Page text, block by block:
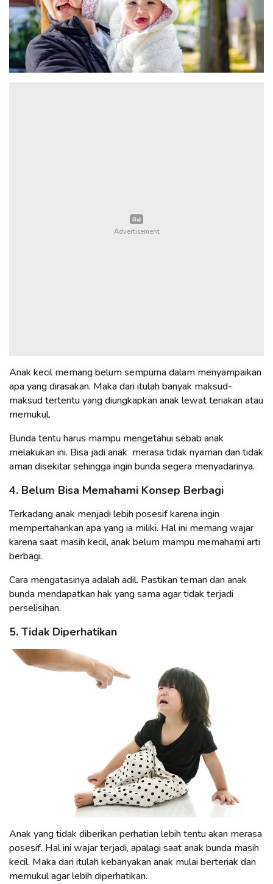
Anak kecil memang belum sempurna dalam menyampaikan
apa yang dirasakan. Maka dari itulah banyak maksud-
maksud tertentu yang diungkapkan anak lewat teriakan atau
memukul.
Bunda tentu harus mampu mengetahui sebab anak
melakukan ini. Bisa jadi anak merasa tidak nyaman dan tidak
aman disekitar sehingga ingin bunda segera menyadarinya.
4. Belum Bisa Memahami Konsep Berbagi
Terkadang anak menjadi lebih posesif karena ingin
mempertahankan apa yang ia miliki. Hal ini memang wajar
karena saat masih kecil, anak belum mampu memahami arti
berbagi.
Cara mengatasinya adalah adil. Pastikan teman dan anak
bunda mendapatkan hak yang sama agar tidak terjadi
perselisihan.
5. Tidak Diperhatikan
Anak yang tidak diberikan perhatian lebih tentu akan merasa
posesif. Hal ini wajar terjadi, apalagi saat anak bunda masih
kecil. Maka dari itulah kebanyakan anak mulai berteriak dan
memukul agar lebih diperhatikan.